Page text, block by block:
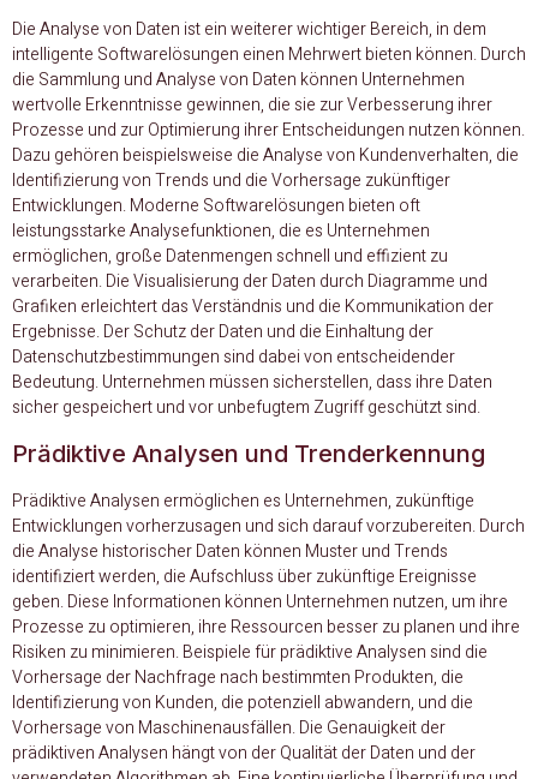
Die Analyse von Daten ist ein weiterer wichtiger Bereich, in dem
intelligente Softwarelösungen einen Mehrwert bieten können. Durch
die Sammlung und Analyse von Daten können Unternehmen
wertvolle Erkenntnisse gewinnen, die sie zur Verbesserung ihrer
Prozesse und zur Optimierung ihrer Entscheidungen nutzen können.
Dazu gehören beispielsweise die Analyse von Kundenverhalten, die
Identifizierung von Trends und die Vorhersage zukünftiger
Entwicklungen. Moderne Softwarelösungen bieten oft
leistungsstarke Analysefunktionen, die es Unternehmen
ermöglichen, große Datenmengen schnell und effizient zu
verarbeiten. Die Visualisierung der Daten durch Diagramme und
Grafiken erleichtert das Verständnis und die Kommunikation der
Ergebnisse. Der Schutz der Daten und die Einhaltung der
Datenschutzbestimmungen sind dabei von entscheidender
Bedeutung. Unternehmen müssen sicherstellen, dass ihre Daten
sicher gespeichert und vor unbefugtem Zugriff geschützt sind.
Prädiktive Analysen und Trenderkennung
Prädiktive Analysen ermöglichen es Unternehmen, zukünftige
Entwicklungen vorherzusagen und sich darauf vorzubereiten. Durch
die Analyse historischer Daten können Muster und Trends
identifiziert werden, die Aufschluss über zukünftige Ereignisse
geben. Diese Informationen können Unternehmen nutzen, um ihre
Prozesse zu optimieren, ihre Ressourcen besser zu planen und ihre
Risiken zu minimieren. Beispiele für prädiktive Analysen sind die
Vorhersage der Nachfrage nach bestimmten Produkten, die
Identifizierung von Kunden, die potenziell abwandern, und die
Vorhersage von Maschinenausfällen. Die Genauigkeit der
prädiktiven Analysen hängt von der Qualität der Daten und der